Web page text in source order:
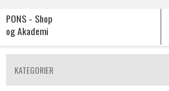
PONS - Shop
og Akademi
KATEGORIER